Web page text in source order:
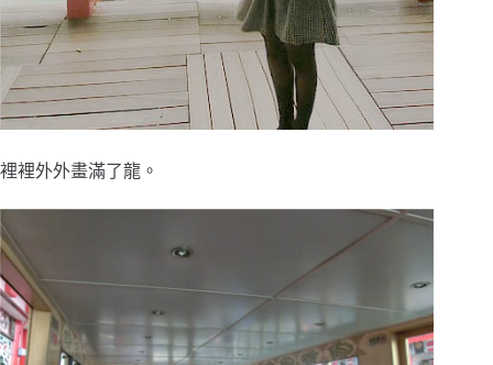
裡裡外外畫滿了龍。